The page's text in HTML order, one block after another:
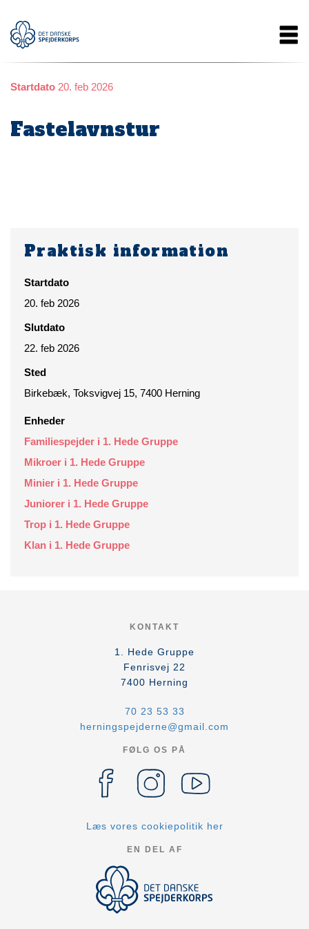
hovedindhold
Main
navigation
Startdato 20. feb 2026
Fastelavnstur
Praktisk information
Startdato
20. feb 2026
Slutdato
22. feb 2026
Sted
Birkebæk, Toksvigvej 15, 7400 Herning
Enheder
Familiespejder i 1. Hede Gruppe
Mikroer i 1. Hede Gruppe
Minier i 1. Hede Gruppe
Juniorer i 1. Hede Gruppe
Trop i 1. Hede Gruppe
Klan i 1. Hede Gruppe
KONTAKT
1. Hede Gruppe
Fenrisvej 22
7400 Herning
70 23 53 33
herningspejderne@gmail.com
FØLG OS PÅ
Læs vores cookiepolitik her
EN DEL AF